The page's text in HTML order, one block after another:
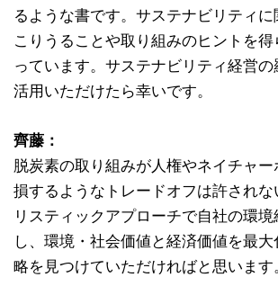
るような書です。サステナビリティ
こりうることや取り組みのヒントを
っています。サステナビリティ経営
活用いただけたら幸いです。
齊藤：
脱炭素の取り組みが人権やネイチャ
損するようなトレードオフは許され
リスティックアプローチで自社の環
し、環境・社会価値と経済価値を最
略を見つけていただければと思います